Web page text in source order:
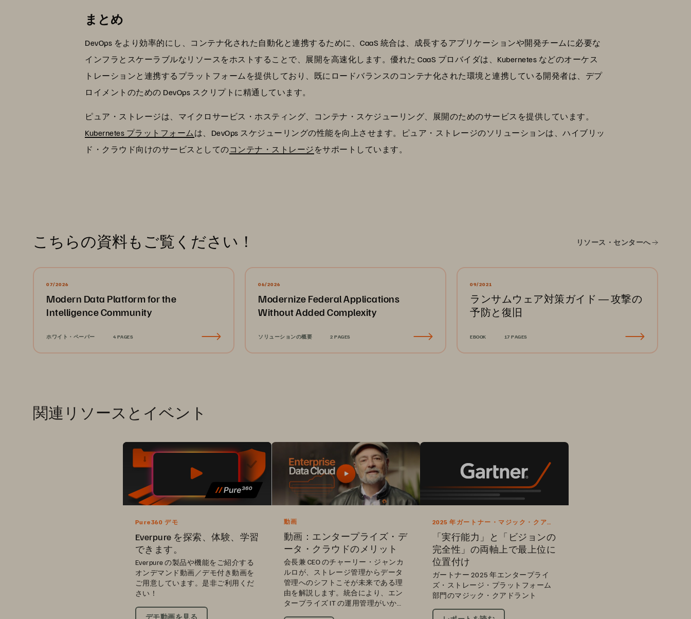
まとめ
DevOps をより効率的にし、コンテナ化された自動化と連携するために、CaaS 統合は、成長するアプリケーションや開発チームに必要な
インフラとスケーラブルなリソースをホストすることで、展開を高速化します。優れた CaaS プロバイダは、Kubernetes などのオーケス
トレーションと連携するプラットフォームを提供しており、既にロードバランスのコンテナ化された環境と連携している開発者は、デプ
ロイメントのための DevOps スクリプトに精通しています。
ピュア・ストレージは、マイクロサービス・ホスティング、コンテナ・スケジューリング、展開のためのサービスを提供しています。
Kubernetes プラットフォーム は、DevOps スケジューリングの性能を向上させます。ピュア・ストレージのソリューションは、ハイブリッ
ド・クラウド向けのサービスとしてのコンテナ・ストレージ をサポートしています。
こちらの資料もご覧ください！ リソース・センターへ
07/2026
Modern Data Platform for the
Intelligence Community
ホワイト・ペーパー 4 PAGES
06/2026
Modernize Federal Applications
Without Added Complexity
ソリューションの概要 2 PAGES
09/2021
ランサムウェア対策ガイド ― 攻撃の
予防と復旧
EBOOK 17 PAGES
関連リソースとイベント
Pure360 デモ
Everpure を探索、体験、学習
できます。
Everpure の製品や機能をご紹介する
オンデマンド動画／デモ付き動画を
ご用意しています。是非ご利用くだ
さい！
デモ動画を見る
動画
動画：エンタープライズ・デ
ータ・クラウドのメリット
会長兼 CEO のチャーリー・ジャンカ
ルロが、ストレージ管理からデータ
管理へのシフトこそが未来である理
由を解説します。統合により、エン
タープライズ IT の運用管理がいかに
2025 年ガートナー・マジック・クアド
「実行能力」と「ビジョンの
完全性」の両軸上で最上位に
位置付け
ガートナー 2025 年エンタープライ
ズ・ストレージ・プラットフォーム
部門のマジック・クアドラント